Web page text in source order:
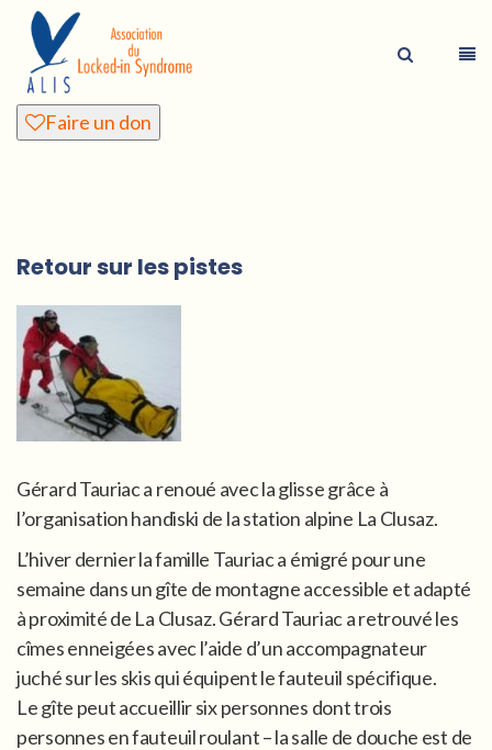
Faire un don
Retour sur les pistes
Gérard Tauriac a renoué avec la glisse grâce à
l’organisation handiski de la station alpine La Clusaz.
L’hiver dernier la famille Tauriac a émigré pour une
semaine dans un gîte de montagne accessible et adapté
à proximité de La Clusaz. Gérard Tauriac a retrouvé les
cîmes enneigées avec l’aide d’un accompagnateur
juché sur les skis qui équipent le fauteuil spécifique.
Le gîte peut accueillir six personnes dont trois
personnes en fauteuil roulant – la salle de douche est de